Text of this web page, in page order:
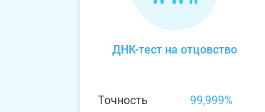
ДНК-тест на отцовство
Точность
99,999%